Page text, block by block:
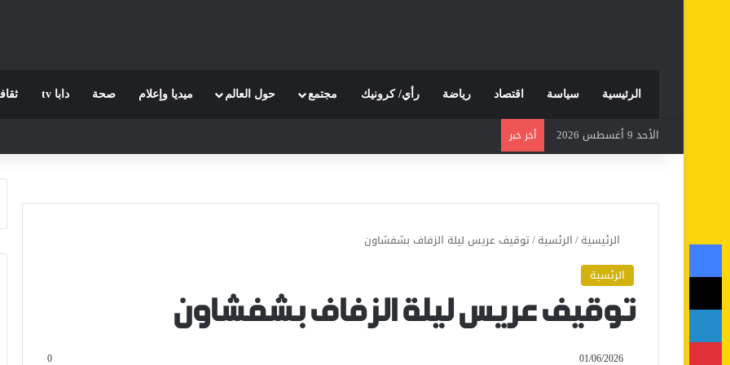
الرئيسية سياسة اقتصاد رياضة رأي/ كرونيك مجتمع حول العالم ميديا وإعلام صحة دابا tv
الأحد 9 أغسطس 2026 أخر خبر
الرئيسية/الرئسية/توقيف عريس ليلة الزفاف بشفشاون
الرئسية
توقيف عريس ليلة الزفاف بشفشاون
01/06/2026
0